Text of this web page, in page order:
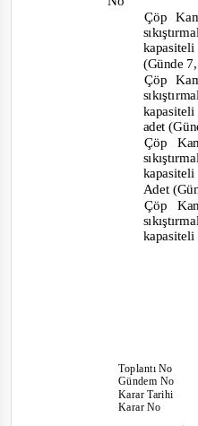
Çöp
(Günde
Çöp
adet
Çöp
Adet
Çöp
ToplantıNo
Gündem No
Karar Tarihi
Karar No